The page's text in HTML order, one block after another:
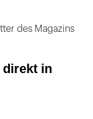
des Magazins
direkt in